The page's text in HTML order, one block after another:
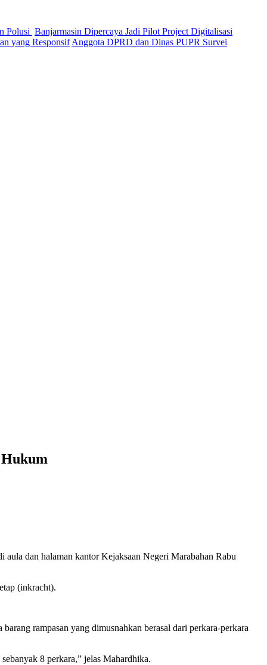
Polusi Banjarmasin Dipercaya Jadi Pilot Project Digitalisasi
yang Responsif Anggota DPRD dan Dinas PUPR Survei
dan halaman kantor Kejaksaan Negeri Marabahan Rabu
(inkracht).
rampasan yang dimusnahkan berasal dari perkara-perkara
8 perkara,” jelas Mahardhika.